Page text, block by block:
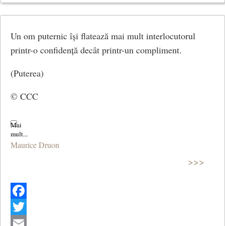
Share
Un om puternic își flatează mai mult interlocutorul
printr-o confidență decât printr-un compliment.
(Puterea)
© CCC
Maurice Druon
>>>
Facebook
Twitter